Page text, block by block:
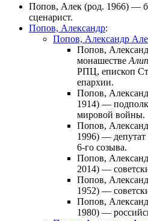
Попов, Алек (род. 1966) —
сценарист.
Попов, Александр:
Попов, Александр
Попов,
монашестве
РПЦ, епископ
епархии.
Попов,
1914) —
мировой войны.
Попов,
1996) —
6-го созыва.
Попов,
2014) —
Попов,
1952) —
Попов,
1980) —